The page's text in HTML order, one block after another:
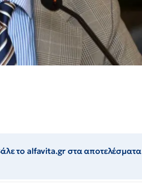
το alfavita.gr στα αποτελέσματα